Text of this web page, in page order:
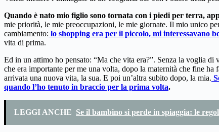
Quando è nato mio figlio sono tornata con i piedi per terra,
mie priorità, le mie preoccupazioni, le mie giornate. Il mio unico
cambiamento: lo shopping era per il piccolo, mi interessavano
vita di prima.
Ed in un attimo ho pensato: “Ma che vita era?”. Senza la voglia
che era importante per me una volta, dopo la maternità che fine ha
arrivata una nuova vita, la sua. E poi un’altra subito dopo, la mia.
quando l’ho tenuto in braccio per la prima volta.
LEGGI ANCHE Se il bambino si perde in spiaggia: le